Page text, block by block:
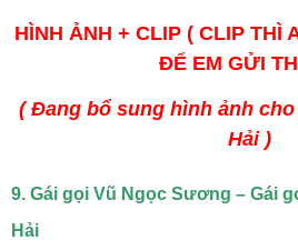
HÌNH ẢNH + CLIP ( CLIP THÌ
ĐỂ EM GỬI
( Đang bổ sung hình ảnh
Hải )
9. Gái gọi Vũ Ngọc Sương – Gái
Hải